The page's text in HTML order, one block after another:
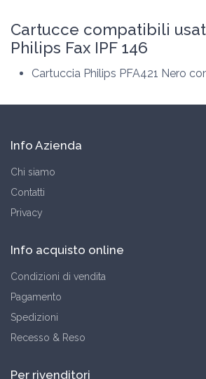
Cartucce compatibili
Philips Fax IPF 146
Cartuccia Philips PFA421 Nero
Info Azienda
Chi siamo
Contatti
Privacy
Info acquisto online
Condizioni di vendita
Pagamento
Spedizioni
Recesso & Reso
Per rivenditori